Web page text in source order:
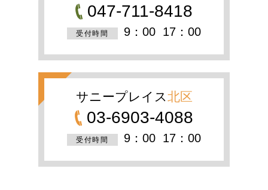
047-711-8418
受付時間 9：00 17：00
サニープレイス北区
03-6903-4088
受付時間 9：00 17：00